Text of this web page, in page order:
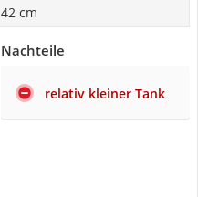
42 cm
Nachteile
relativ kleiner Tank